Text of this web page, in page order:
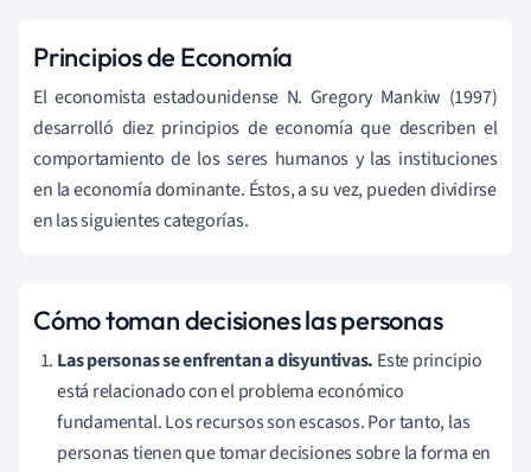
Principios de Economía
El economista estadounidense N. Gregory Mankiw (1997)
desarrolló diez principios de economía que describen el
comportamiento de los seres humanos y las instituciones
en la economía dominante. Éstos, a su vez, pueden dividirse
en las siguientes categorías.
Cómo toman decisiones las personas
Las personas se enfrentan a disyuntivas. Este principio
está relacionado con el problema económico
fundamental. Los recursos son escasos. Por tanto, las
personas tienen que tomar decisiones sobre la forma en